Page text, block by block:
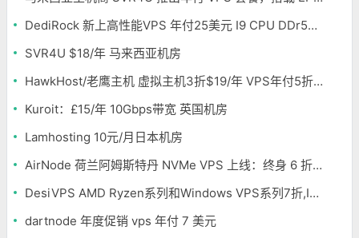
DediRock 新上高性能VPS 年付25美元 I9 CPU DDr5内存 纽约机房
SVR4U $18/年 马来西亚机房
HawkHost/老鹰主机 虚拟主机3折$19/年 VPS年付5折$25/年
Kuroit：£15/年 10Gbps带宽 英国机房
Lamhosting 10元/月日本机房
AirNode 荷兰阿姆斯特丹 NVMe VPS 上线：终身 6 折，€1.99/月起，2.5Tbit/s DDoS 防护
DesiVPS AMD Ryzen系列和Windows VPS系列7折,Intel系列年付11.6美元
dartnode 年度促销 vps 年付 7 美元